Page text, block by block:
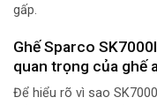
gấp.
Ghế Sparco
quan trọng của ghế
Để hiểu rõ vì sao